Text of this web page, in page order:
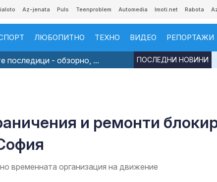
Az-jenata Puls Teenproblem Automedia Imoti.net Rabota
ЛЮБОПИТНО ТЕХНО ВИДЕО РЕПОРТАЖИ
последици - обзорно, ... ПОСЛЕДНИ НОВИНИ
и ремонти
временната организация на движение